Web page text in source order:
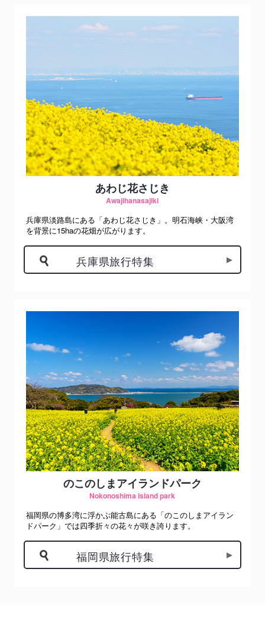
あわじ花さじき
Awajihanasajiki
兵庫県淡路島にある「あわじ花さじき」。明石海峡・大阪湾
を背景に15haの花畑が広がります。
兵庫県旅行特集
のこのしまアイランドパーク
Nokonoshima island park
福岡県の博多湾に浮かぶ能古島にある「のこのしまアイラン
ドパーク」では四季折々の花々が咲き誇ります。
福岡県旅行特集